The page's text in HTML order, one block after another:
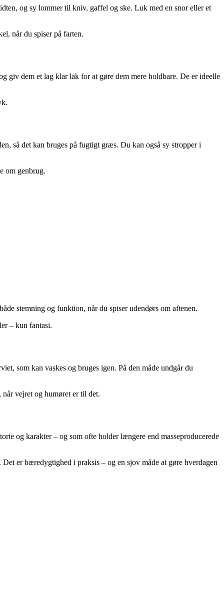
og sy lommer til kniv, gaffel og ske. Luk med en snor eller et
når du spiser på farten.
giv dem et lag klar lak for at gøre dem mere holdbare. De er ideelle
så det kan bruges på fugtigt græs. Du kan også sy stropper i
om genbrug.
stemning og funktion, når du spiser udendørs om aftenen.
– kun fantasi.
som kan vaskes og bruges igen. På den måde undgår du
vejret og humøret er til det.
og karakter – og som ofte holder længere end masseproducerede
er bæredygtighed i praksis – og en sjov måde at gøre hverdagen